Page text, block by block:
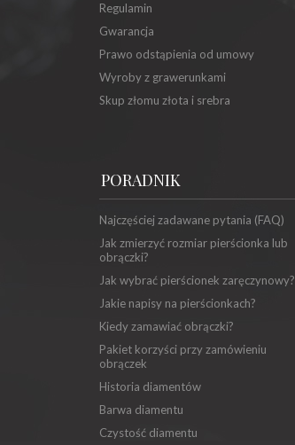
Regulamin
Gwarancja
Prawo odstąpienia od umowy
Wyroby z grawerunkami
Skup złomu złota i srebra
PORADNIK
Najczęściej zadawane pytania (FAQ)
Jak zmierzyć rozmiar pierścionka lub
obrączki?
Jak wybrać pierścionek zaręczynowy?
Jakie napisy na pierścionkach?
Kiedy zamawiać obrączki?
Pakiet korzyści przy zamówieniu
obrączek
Historia diamentów
Barwa diamentu
Czystość diamentu